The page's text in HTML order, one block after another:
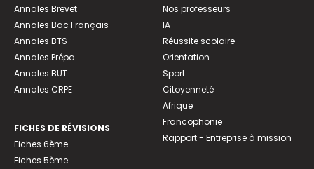
Annales Brevet
Annales Bac Français
Annales BTS
Annales Prépa
Annales BUT
Annales CRPE
FICHES DE RÉVISIONS
Fiches 6ème
Fiches 5ème
Nos professeurs
IA
Réussite scolaire
Orientation
Sport
Citoyenneté
Afrique
Francophonie
Rapport - Entreprise à mission